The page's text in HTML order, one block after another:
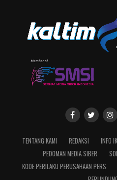
TENTANG KAMI REDAKSI INFO
PEDOMAN MEDIA SIBER
KODE PERILAKU PERUSAHAAN PERS